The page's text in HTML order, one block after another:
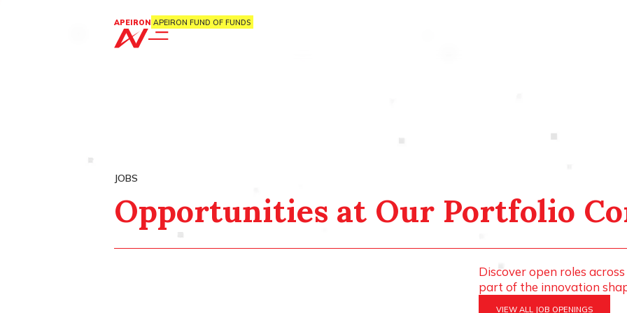
APEIRON APEIRON FUND OF FUNDS
Opportunities at Our Portfolio
Discover open roles
part of the innovation
VIEW ALL JOB OPENINGS